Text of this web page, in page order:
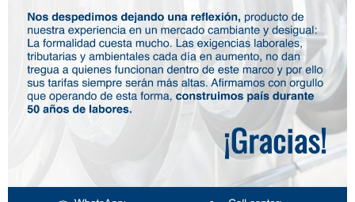
Entregas sin salir de casa